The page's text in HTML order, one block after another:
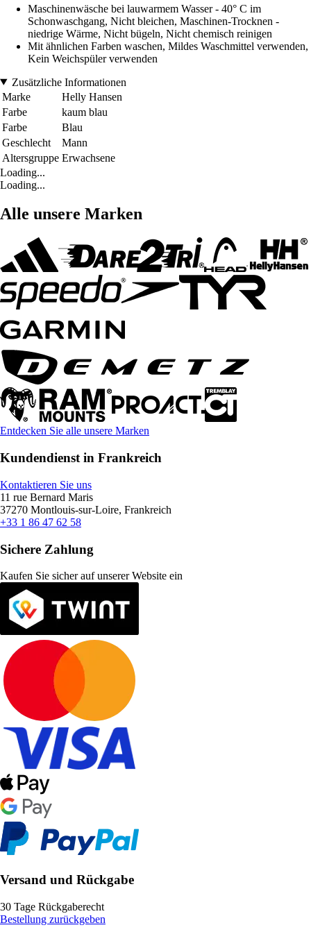
Maschinenwäsche bei lauwarmem Wasser - 40° C im
Schonwaschgang, Nicht bleichen, Maschinen-Trocknen -
niedrige Wärme, Nicht bügeln, Nicht chemisch reinigen
Mit ähnlichen Farben waschen, Mildes Waschmittel verwenden,
Kein Weichspüler verwenden
Zusätzliche Informationen
Marke
Helly Hansen
Farbe
kaum blau
Farbe
Blau
Geschlecht
Mann
Altersgruppe Erwachsene
Loading...
Loading...
Alle unsere Marken
Entdecken Sie alle unsere Marken
Kundendienst in Frankreich
Kontaktieren Sie uns
11 rue Bernard Maris
37270 Montlouis-sur-Loire, Frankreich
+33 1 86 47 62 58
Sichere Zahlung
Kaufen Sie sicher auf unserer Website ein
Versand und Rückgabe
30 Tage Rückgaberecht
Bestellung zurückgeben